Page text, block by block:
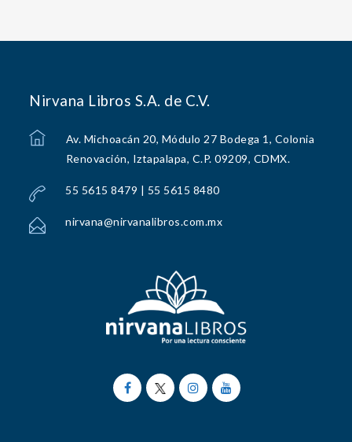
Nirvana Libros S.A. de C.V.
Av. Michoacán 20, Módulo 27 Bodega 1, Colonia
Renovación, Iztapalapa, C.P. 09209, CDMX.
55 5615 8479 | 55 5615 8480
nirvana@nirvanalibros.com.mx